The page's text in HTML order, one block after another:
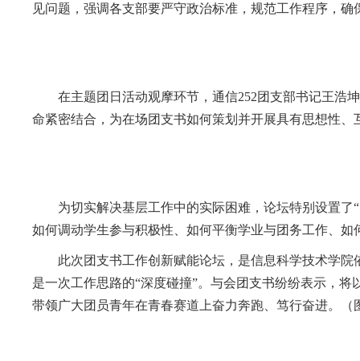
见问题，强调各支部要严守政治标准，规范工作程序，
在主题团日活动观摩环节，通信252团支部书记王浩
命紧密结合，为在场团支书如何策划并开展具有思想性
为切实解决基层工作中的实际困难，论坛特别设置
如何调动学生参与积极性、如何平衡学业与团务工作、
此次团支书工作创新赋能论坛，是信息科学技术学
是一次工作思路的“深度碰撞”。与会团支书纷纷表示，
带领广大团员青年在青春赛道上奋力奔跑、笃行奋进。
（